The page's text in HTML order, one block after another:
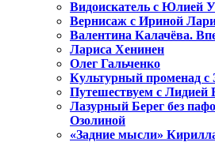
Видоискатель с Юлией
Вернисаж с Ириной
Валентина Калачёва.
Лариса Хенинен
Олег Гальченко
Культурный променад с
Путешествуем с Лидией
Лазурный Берег без
Озолиной
«Задние мысли»